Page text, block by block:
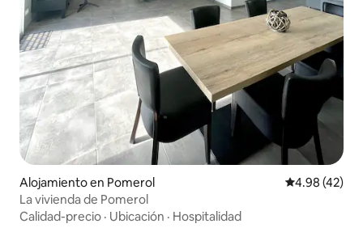
Alojamiento en Pomerol Calificación
4.98 (42)
La vivienda de Pomerol
Calidad-precio · Ubicación · Hospitalidad